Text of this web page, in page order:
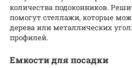
количества подоконников.
помогут стеллажи, которые
дерева или металлических
профилей.
Емкости для посадки